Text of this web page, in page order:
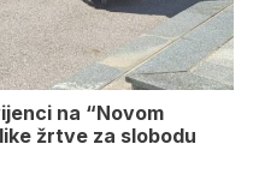
na “Novom
žrtve za slobodu